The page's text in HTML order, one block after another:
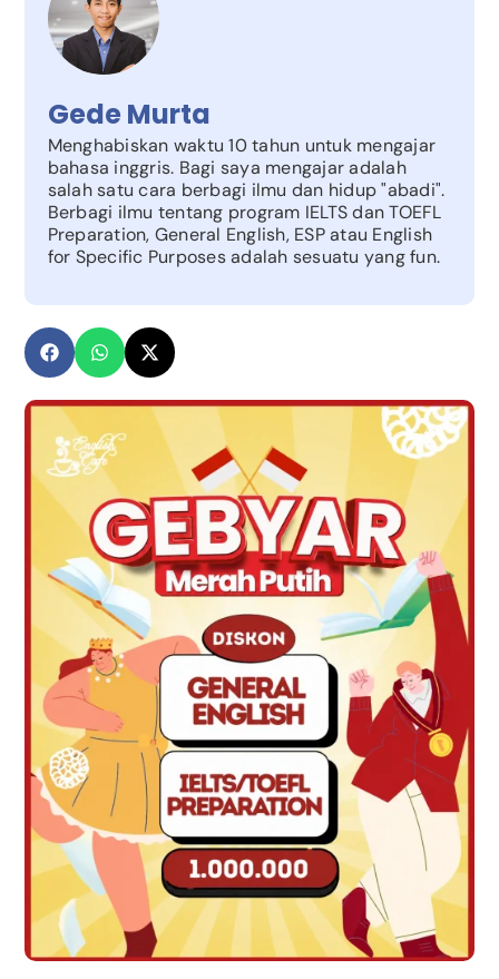
Gede Murta
Menghabiskan waktu 10 tahun untuk mengajar
bahasa inggris. Bagi saya mengajar adalah
salah satu cara berbagi ilmu dan hidup "abadi".
Berbagi ilmu tentang program IELTS dan TOEFL
Preparation, General English, ESP atau English
for Specific Purposes adalah sesuatu yang fun.